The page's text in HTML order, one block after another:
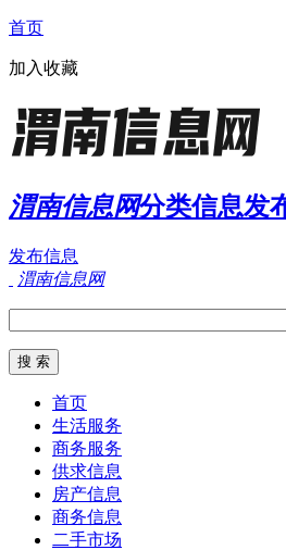
首页
加入收藏
渭南信息网分类信息发
发布信息
渭南信息网
首页
生活服务
商务服务
供求信息
房产信息
商务信息
二手市场